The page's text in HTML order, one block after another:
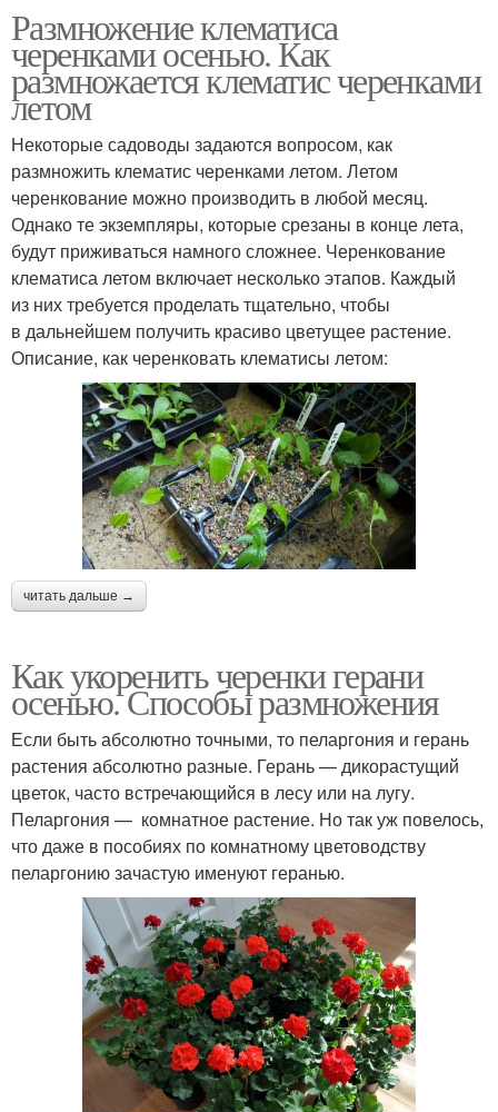
Размножение клематиса
черенками осенью. Как
размножается клематис черенками
летом
Некоторые садоводы задаются вопросом, как
размножить клематис черенками летом. Летом
черенкование можно производить в любой месяц.
Однако те экземпляры, которые срезаны в конце лета,
будут приживаться намного сложнее. Черенкование
клематиса летом включает несколько этапов. Каждый
из них требуется проделать тщательно, чтобы
в дальнейшем получить красиво цветущее растение.
Описание, как черенковать клематисы летом:
читать дальше →
Как укоренить черенки герани
осенью. Способы размножения
Если быть абсолютно точными, то пеларгония и герань
растения абсолютно разные. Герань — дикорастущий
цветок, часто встречающийся в лесу или на лугу.
Пеларгония — комнатное растение. Но так уж повелось,
что даже в пособиях по комнатному цветоводству
пеларгонию зачастую именуют геранью.